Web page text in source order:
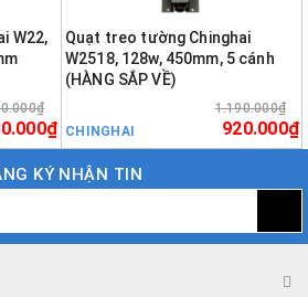
W22,
Quạt treo tường Chinghai
W2518, 128w, 450mm, 5 cánh
(HÀNG SẮP VỀ)
CHINGHAI
1.190.000₫
920.000₫
KÝ NHẬN TIN